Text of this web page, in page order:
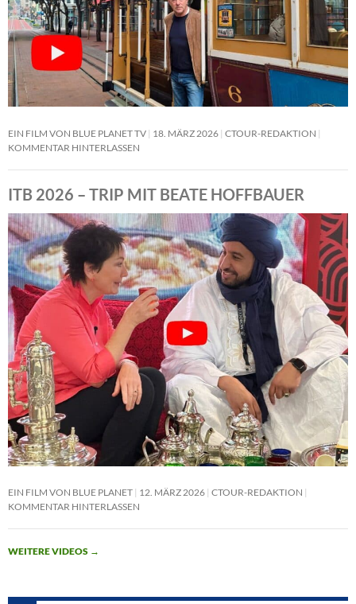
EIN FILM VON BLUE PLANET TV 18. MÄRZ 2026 CTOUR-REDAKTION
KOMMENTAR HINTERLASSEN
ITB 2026 – TRIP MIT BEATE HOFFBAUER
EIN FILM VON BLUE PLANET 12. MÄRZ 2026 CTOUR-REDAKTION
KOMMENTAR HINTERLASSEN
WEITERE VIDEOS →